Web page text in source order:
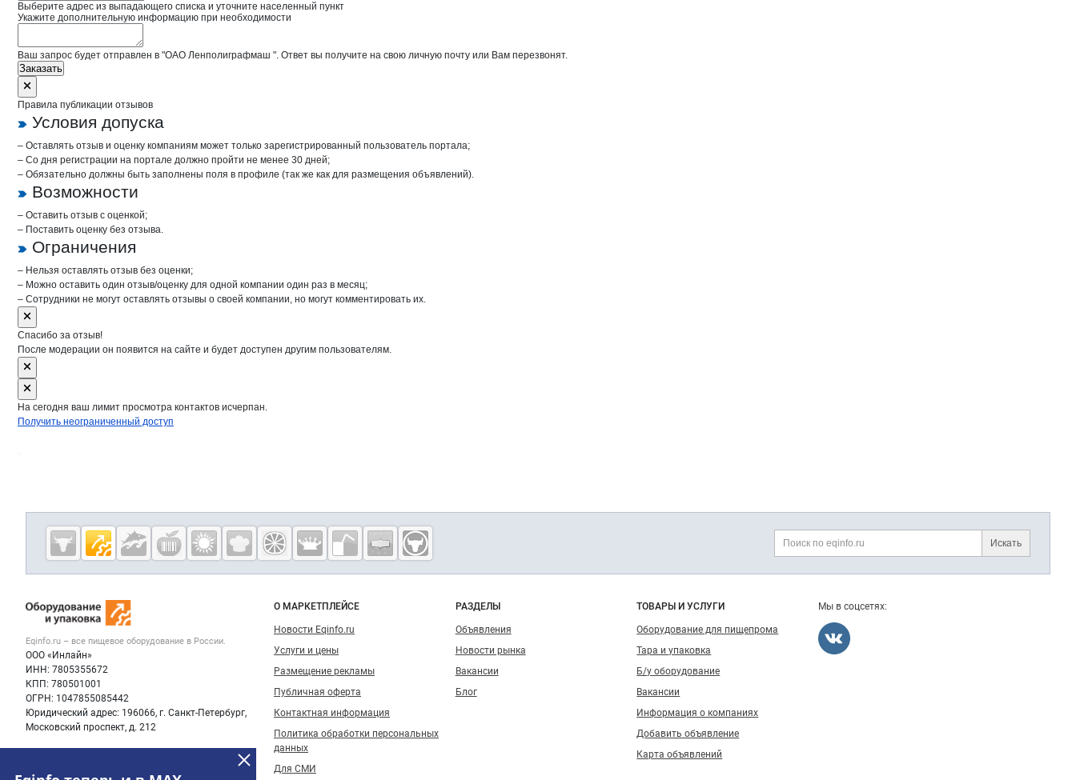
Выберите адрес из выпадающего списка и уточните населенный пункт
Укажите дополнительную информацию при необходимости
Ваш запрос будет отправлен в "ОАО Ленполиграфмаш ". Ответ вы получите на свою личную почту или Вам перезвонят.
Заказать
Правила публикации отзывов
Условия допуска
– Оставлять отзыв и оценку компаниям может только зарегистрированный пользователь портала;
– Со дня регистрации на портале должно пройти не менее 30 дней;
– Обязательно должны быть заполнены поля в профиле (так же как для размещения объявлений).
Возможности
– Оставить отзыв с оценкой;
– Поставить оценку без отзыва.
Ограничения
– Нельзя оставлять отзыв без оценки;
– Можно оставить один отзыв/оценку для одной компании один раз в месяц;
– Сотрудники не могут оставлять отзывы о своей компании, но могут комментировать их.
Спасибо за отзыв!
После модерации он появится на сайте и будет доступен другим пользователям.
На сегодня ваш лимит просмотра контактов исчерпан.
Получить неограниченный доступ
Дополнительная информация
Искать
Cсылки на полезные проекты
Eqinfo.ru —
пищевое
и упаковка
Важные разделы и контакты
Eqinfo.ru – все пищевое оборудование в России.
ООО «Инлайн»
ИНН: 7805355672
КПП: 780501001
ОГРН: 1047855085442
Юридический адрес: 196066, г. Санкт-Петербург,
Московский проспект, д. 212
Навигация по сайту
О МАРКЕТПЛЕЙСЕ
Новости Eqinfo.ru
Услуги и цены
Размещение рекламы
Публичная оферта
Контактная информация
Политика обработки персональных
данных
Для СМИ
РАЗДЕЛЫ
Объявления
Новости рынка
Вакансии
Блог
ТОВАРЫ И УСЛУГИ
Оборудование для пищепрома
Тара и упаковка
Б/у оборудование
Вакансии
Информация о компаниях
Добавить объявление
Карта объявлений
Мы в соцсетях: